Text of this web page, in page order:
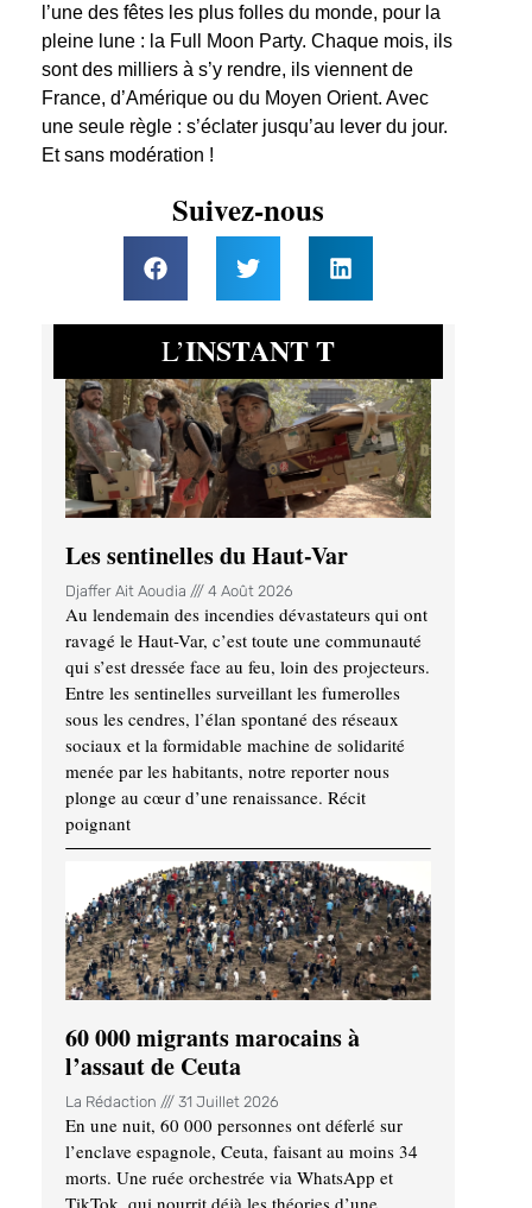
l’une des fêtes les plus folles du monde, pour la
pleine lune : la Full Moon Party. Chaque mois, ils
sont des milliers à s’y rendre, ils viennent de
France, d’Amérique ou du Moyen Orient. Avec
une seule règle : s’éclater jusqu’au lever du jour.
Et sans modération !
Suivez-nous
L’INSTANT T
Les sentinelles du Haut-Var
Djaffer Ait Aoudia 4 Août 2026
Au lendemain des incendies dévastateurs qui ont
ravagé le Haut-Var, c’est toute une communauté
qui s’est dressée face au feu, loin des projecteurs.
Entre les sentinelles surveillant les fumerolles
sous les cendres, l’élan spontané des réseaux
sociaux et la formidable machine de solidarité
menée par les habitants, notre reporter nous
plonge au cœur d’une renaissance. Récit
poignant
60 000 migrants marocains à
l’assaut de Ceuta
La Rédaction 31 Juillet 2026
En une nuit, 60 000 personnes ont déferlé sur
l’enclave espagnole, Ceuta, faisant au moins 34
morts. Une ruée orchestrée via WhatsApp et